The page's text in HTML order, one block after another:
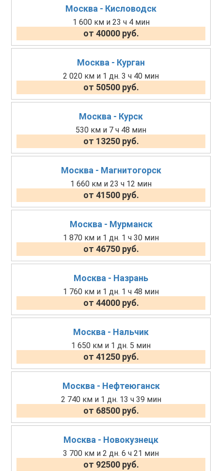
Москва - Кисловодск
1 600 км и 23 ч 4 мин
от 40000 руб.
Москва - Курган
2 020 км и 1 дн. 3 ч 40 мин
от 50500 руб.
Москва - Курск
530 км и 7 ч 48 мин
от 13250 руб.
Москва - Магнитогорск
1 660 км и 23 ч 12 мин
от 41500 руб.
Москва - Мурманск
1 870 км и 1 дн. 1 ч 30 мин
от 46750 руб.
Москва - Назрань
1 760 км и 1 дн. 1 ч 48 мин
от 44000 руб.
Москва - Нальчик
1 650 км и 1 дн. 5 мин
от 41250 руб.
Москва - Нефтеюганск
2 740 км и 1 дн. 13 ч 39 мин
от 68500 руб.
Москва - Новокузнецк
3 700 км и 2 дн. 6 ч 21 мин
от 92500 руб.